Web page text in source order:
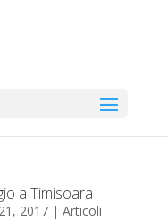
a Timisoara
2017| Articoli